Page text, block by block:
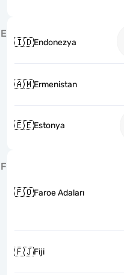
E
🇮🇩Endonezya
🇦🇲Ermenistan
🇪🇪Estonya
F
🇫🇴Faroe Adaları
🇫🇯Fiji